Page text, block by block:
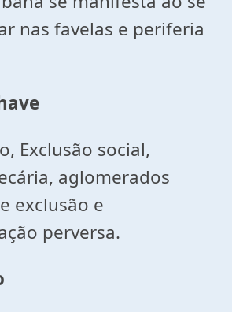
nas favelas e periferia
Exclusão social,
aglomerados
exclusão e
perversa.